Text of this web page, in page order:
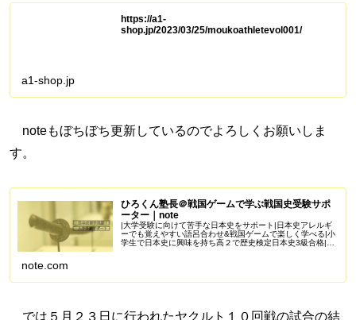
https://a1-
shop.jp/2023/03/25/moukoathletevol001/
a1-shop.jp
noteもぼちぼち更新しているのでよろしくお願いしま
す。
ひろくん塾長＠戦国ゲームで学ぶ戦国史受験サポ
ーター｜note
|大学受験に向けて苦手な日本史をサポート|日本史アレルギ
ーでも覚えやすい語呂合わせ&戦国ゲームで楽しく学べる|小
学生で日本史に興味を持ち高２で歴史検定日本史3級合格|苦
note.com
では５月２３日に行われたヤクルト１０回戦の試合の結